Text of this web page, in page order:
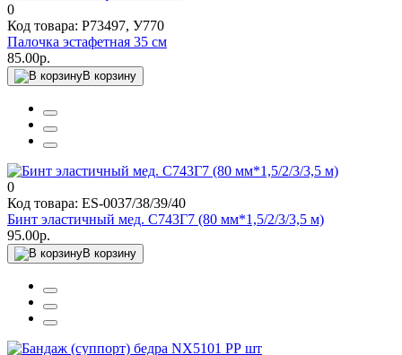
0
Код товара: Р73497, У770
Палочка эстафетная 35 см
85.00р.
В корзину
0
Код товара: ES-0037/38/39/40
Бинт эластичный мед. С743Г7 (80 мм*1,5/2/3/3,5 м)
95.00р.
В корзину